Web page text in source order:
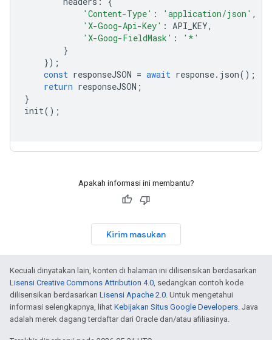
'Content-Type' : 'application/json' ,
'X-Goog-Api-Key' : API_KEY,
'X-Goog-FieldMask' :
'*'
}
});
const responseJSON = await response. json();
return responseJSON ;
}
init();
Apakah informasi ini membantu?
Kirim masukan
Kecuali dinyatakan lain, konten di halaman ini dilisensikan berdasarkan
Lisensi Creative Commons Attribution 4.0, sedangkan contoh kode
dilisensikan berdasarkan Lisensi Apache 2.0. Untuk mengetahui
informasi selengkapnya, lihat Kebijakan Situs Google Developers. Java
adalah merek dagang terdaftar dari Oracle dan/atau afiliasinya.